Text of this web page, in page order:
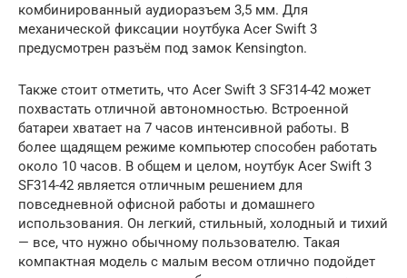
комбинированный аудиоразъем 3,5 мм. Для
механической фиксации ноутбука Acer Swift 3
предусмотрен разъём под замок Kensington.
Также стоит отметить, что Acer Swift 3 SF314-42 может
похвастать отличной автономностью. Встроенной
батареи хватает на 7 часов интенсивной работы. В
более щадящем режиме компьютер способен работать
около 10 часов. В общем и целом, ноутбук Acer Swift 3
SF314-42 является отличным решением для
повседневной офисной работы и домашнего
использования. Он легкий, стильный, холодный и тихий
— все, что нужно обычному пользователю. Такая
компактная модель с малым весом отлично подойдет